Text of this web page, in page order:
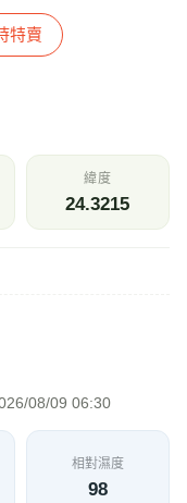
特賣
緯度
24.3215
08/09 06:30
相對濕度
98